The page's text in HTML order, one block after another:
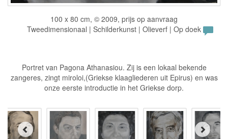
100 x 80 cm, © 2009, prijs op aanvraag
Tweedimensionaal | Schilderkunst | Olieverf | Op doek
Portret van Pagona Athanasiou. Zij is een lokaal bekende
zangeres, zingt miroloi,(Griekse klaagliederen uit Epirus) en was
onze eerste introductie in het Griekse dorp.